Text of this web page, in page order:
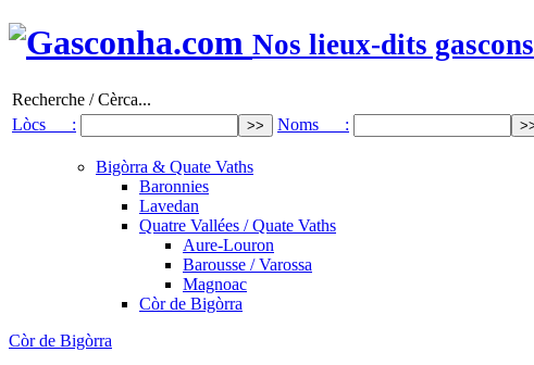
Nos lieux-dits gascons
Recherche / Cèrca...
Lòcs :
Noms :
Bigòrra & Quate Vaths
Baronnies
Lavedan
Quatre Vallées / Quate Vaths
Aure-Louron
Barousse / Varossa
Magnoac
Còr de Bigòrra
Còr de Bigòrra